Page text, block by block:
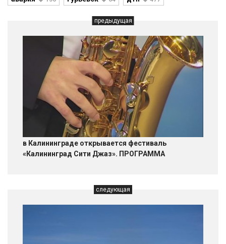
предыдущая
в Калининграде открывается фестиваль
«Калининград Сити Джаз». ПРОГРАММА
следующая